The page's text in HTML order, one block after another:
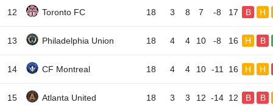
12 Toronto FC 18 3 8 7 -8 17 B H
13 Philadelphia Union 18 4 4 10 -8 16 H B
14 CF Montreal 18 4 4 10 -11 16 H H
15 Atlanta United 18 3 3 12 -14 12 B B